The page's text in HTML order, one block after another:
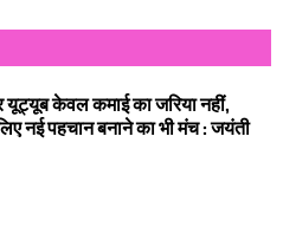
यूट्यूब केवल कमाई का जरिया नहीं,
नई पहचान बनाने का भी मंच : जयंती